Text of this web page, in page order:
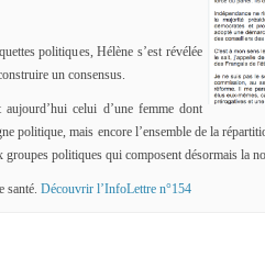
politiques, Hélène s’est révélée
un consensus.
celui d’une femme dont
politique, mais encore l’ensemble de la
politiques qui composent désormais la
santé. Découvrir l’InfoLettre n°154